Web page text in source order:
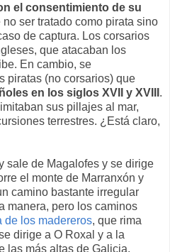
el consentimiento de su
ser tratado como pirata sino
de captura. Los corsarios
que atacaban los
En cambio, se
piratas (no corsarios) que
en los siglos XVII y XVIII .
sus pillajes al mar,
terrestres. ¿Está claro,
sale de Magalofes y se dirige
el monte de Marranxón y
camino bastante irregular
manera, pero los caminos
de los madereros, que rima
dirige a O Roxal y a la
las más altas de Galicia.